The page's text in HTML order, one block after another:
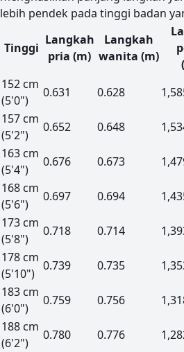
lebih pendek pada tinggi badan
Panjang langkah berjalan
Tinggi
Langkah
pria (m)
Langkah
wanita (m)
152 cm
(5'0")
0.631 0.628
157 cm
(5'2")
0.652 0.648
163 cm
(5'4")
0.676 0.673
168 cm
(5'6")
0.697 0.694
173 cm
(5'8")
0.718 0.714
178 cm
(5'10")
0.739 0.735
183 cm
(6'0")
0.759 0.756
188 cm
(6'2")
0.780 0.776